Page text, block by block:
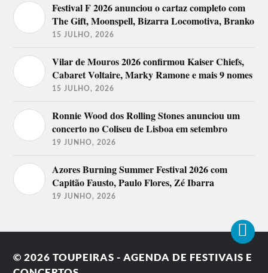
Festival F 2026 anunciou o cartaz completo com
The Gift, Moonspell, Bizarra Locomotiva, Branko
15 JULHO, 2026
Vilar de Mouros 2026 confirmou Kaiser Chiefs,
Cabaret Voltaire, Marky Ramone e mais 9 nomes
15 JULHO, 2026
Ronnie Wood dos Rolling Stones anunciou um
concerto no Coliseu de Lisboa em setembro
19 JUNHO, 2026
Azores Burning Summer Festival 2026 com
Capitão Fausto, Paulo Flores, Zé Ibarra
19 JUNHO, 2026
© 2026TOUPEIRAS - AGENDA DE FESTIVAIS E